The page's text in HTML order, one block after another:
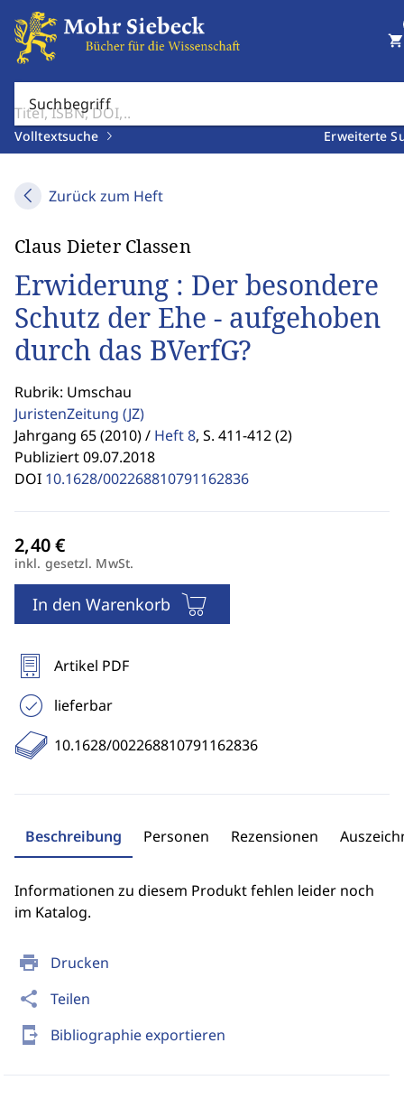
Suchbegriff
Volltextsuche Erweiterte
shopping_cart
Zurück zum Heft
print Drucken
share Teilen
send_to_mobile Bibliographie exportieren
Claus Dieter Classen
Erwiderung : Der besondere
Schutz der Ehe - aufgehoben
durch das BVerfG?
Rubrik: Umschau
JuristenZeitung (JZ)
Jahrgang 65 (2010) / Heft 8, S. 411-412 (2)
Publiziert 09.07.2018
DOI 10.1628/002268810791162836
inkl. gesetzl. MwSt.
In den Warenkorb
Artikel PDF
lieferbar
10.1628/002268810791162836
Beschreibung Personen Rezensionen
Informationen zu diesem Produkt fehlen leider noch
im Katalog.